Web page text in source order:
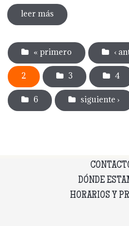
leer más sobre dia
2024
Páginas
« primero ‹
2 3 4
6 siguiente ›
DÓNDE
HORARIOS Y